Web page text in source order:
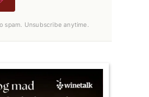
spam. Unsubscribe anytime.